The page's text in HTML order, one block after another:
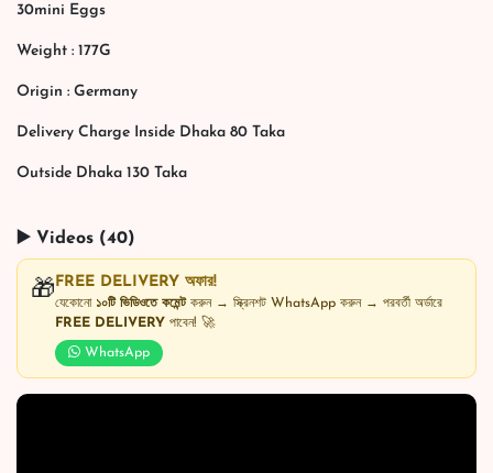
30mini Eggs
Weight : 177G
Origin : Germany
Delivery Charge Inside Dhaka 80 Taka
Outside Dhaka 130 Taka
▶️ Videos (40)
🎁FREE DELIVERY অফার!
যেকোনো ১০টি ভিডিওতে কমেন্টকরুন → স্ক্রিনশট WhatsApp করুন → পরবর্তী অর্ডারে
FREE DELIVERY পাবেন! 🚀
WhatsApp